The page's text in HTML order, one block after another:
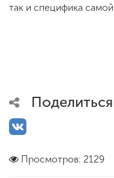
так и специфика
Поделиться
Просмотров: 2129